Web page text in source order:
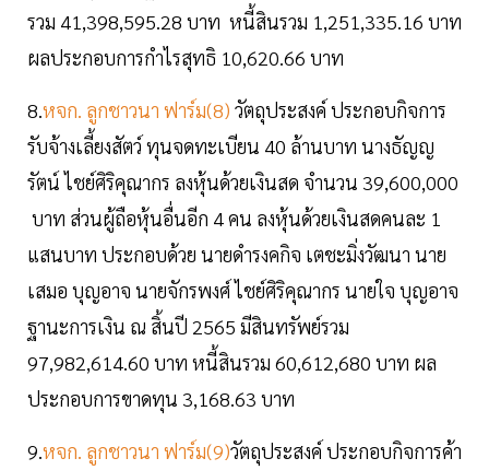
รวม 41,398,595.28 บาท หนี้สินรวม 1,251,335.16 บาท
ผลประกอบการกำไรสุทธิ 10,620.66 บาท
8.หจก. ลูกชาวนา ฟาร์ม(8) วัตถุประสงค์ ประกอบกิจการ
รับจ้างเลี้ยงสัตว์ ทุนจดทะเบียน 40 ล้านบาท นางธัญญ
รัตน์ ไชย์ศิริคุณากร ลงหุ้นด้วยเงินสด จำนวน 39,600,000
บาท ส่วนผู้ถือหุ้นอื่นอีก 4 คน ลงหุ้นด้วยเงินสดคนละ 1
แสนบาท ประกอบด้วย นายดำรงคกิจ เตชะมิ่งวัฒนา นาย
เสมอ บุญอาจ นายจักรพงศ์ ไชย์ศิริคุณากร นายใจ บุญอาจ
ฐานะการเงิน ณ สิ้นปี 2565 มีสินทรัพย์รวม
97,982,614.60 บาท หนี้สินรวม 60,612,680 บาท ผล
ประกอบการขาดทุน 3,168.63 บาท
9.หจก. ลูกชาวนา ฟาร์ม(9)วัตถุประสงค์ ประกอบกิจการค้า